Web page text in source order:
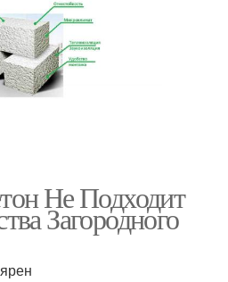
Не Подходит
Загородного